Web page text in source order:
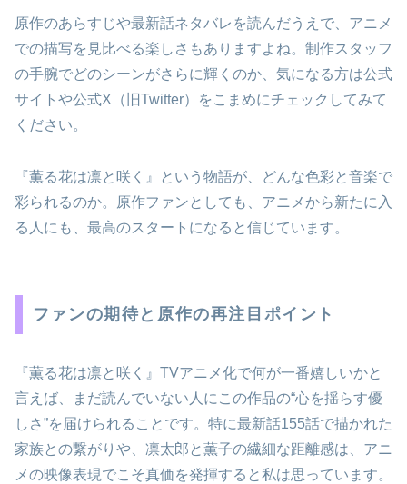
原作のあらすじや最新話ネタバレを読んだうえで、アニメ
での描写を見比べる楽しさもありますよね。制作スタッフ
の手腕でどのシーンがさらに輝くのか、気になる方は公式
サイトや公式X（旧Twitter）をこまめにチェックしてみて
ください。
『薫る花は凛と咲く』という物語が、どんな色彩と音楽で
彩られるのか。原作ファンとしても、アニメから新たに入
る人にも、最高のスタートになると信じています。
ファンの期待と原作の再注目ポイント
『薫る花は凛と咲く』TVアニメ化で何が一番嬉しいかと
言えば、まだ読んでいない人にこの作品の“心を揺らす優
しさ”を届けられることです。特に最新話155話で描かれた
家族との繋がりや、凛太郎と薫子の繊細な距離感は、アニ
メの映像表現でこそ真価を発揮すると私は思っています。